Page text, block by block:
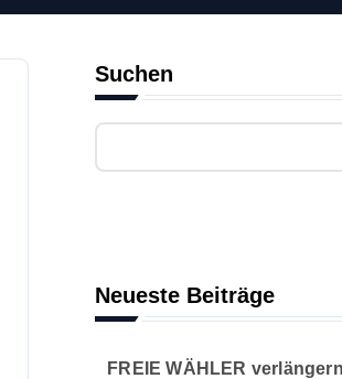
Suchen
Neueste Beiträge
FREIE WÄHLER